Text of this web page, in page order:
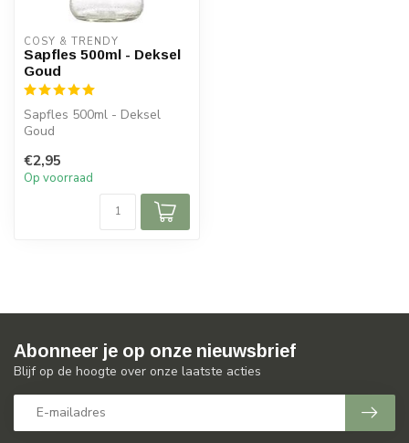
COSY & TRENDY
Sapfles 500ml - Deksel
Goud
Sapfles 500ml - Deksel
Goud
€2,95
Op voorraad
Abonneer je op onze nieuwsbrief
Blijf op de hoogte over onze laatste acties